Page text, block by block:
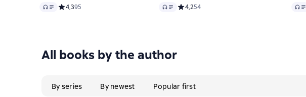
Audio Средний рейтинг 4,3 на основе 95 оценок
4,395 Audio Средний рейтинг 4,2 на основе 54 оценок
4,254 Audio
All books by the author
By series By newest Popular first